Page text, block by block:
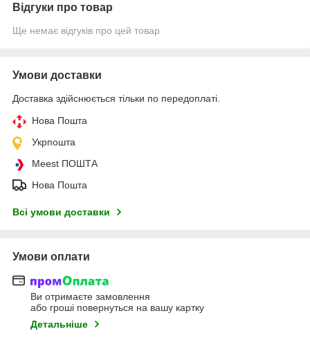
Відгуки про товар
Ще немає відгуків про цей товар
Умови доставки
Доставка здійснюється тільки по передоплаті.
Нова Пошта
Укрпошта
Meest ПОШТА
Нова Пошта
Всі умови доставки
Умови оплати
Ви отримаєте замовлення
або гроші повернуться на вашу картку
Детальніше